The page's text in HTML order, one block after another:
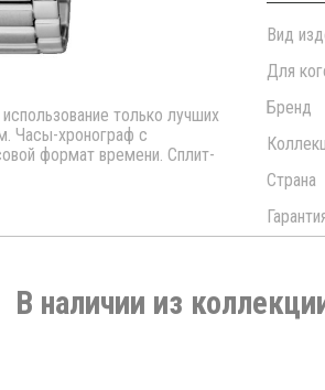
только лучших
Часы-хронограф с
формат времени. Сплит-
Вид
Для
Бренд
Страна
В наличии из